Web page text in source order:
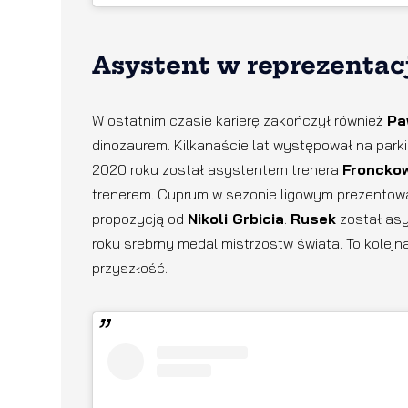
Asystent w
W ostatnim czasie karierę zakończył również
dinozaurem. Kilkanaście lat występował na
2020 roku został asystentem trenera
trenerem. Cuprum w sezonie ligowym
propozycją od Nikoli Grbicia Rusek został
roku srebrny medal mistrzostw świata. To
przyszłość.